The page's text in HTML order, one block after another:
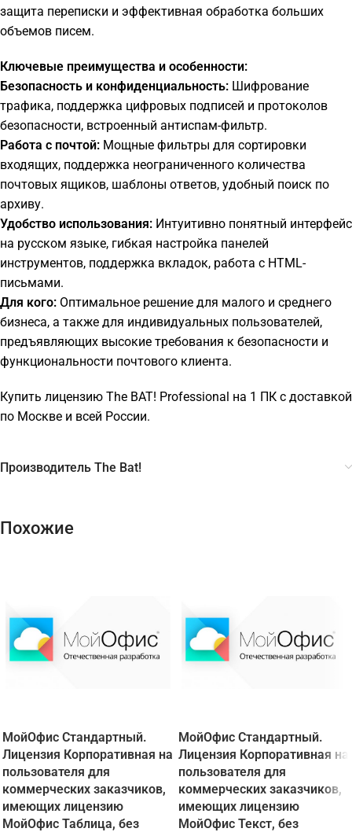
защита переписки и эффективная обработка больших
объемов писем.
Ключевые преимущества и особенности:
Безопасность и конфиденциальность: Шифрование
трафика, поддержка цифровых подписей и протоколов
безопасности, встроенный антиспам-фильтр.
Работа с почтой: Мощные фильтры для сортировки
входящих, поддержка неограниченного количества
почтовых ящиков, шаблоны ответов, удобный поиск по
архиву.
Удобство использования: Интуитивно понятный интерфейс
на русском языке, гибкая настройка панелей
инструментов, поддержка вкладок, работа с HTML-
письмами.
Для кого: Оптимальное решение для малого и среднего
бизнеса, а также для индивидуальных пользователей,
предъявляющих высокие требования к безопасности и
функциональности почтового клиента.
Купить лицензию The BAT! Professional на 1 ПК с доставкой
по Москве и всей России.
Производитель The Bat!
Похожие
МойОфис Стандартный.
Лицензия Корпоративная на
пользователя для
коммерческих заказчиков,
имеющих лицензию
МойОфис Таблица, без
МойОфис Стандартный.
Лицензия Корпоративная на
пользователя для
коммерческих заказчиков,
имеющих лицензию
МойОфис Текст, без